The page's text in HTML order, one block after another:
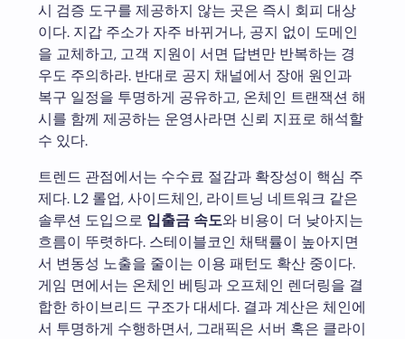
시 검증 도구를 제공하지 않는 곳은 즉시 회피 대상
이다. 지갑 주소가 자주 바뀌거나, 공지 없이 도메인
을 교체하고, 고객 지원이 서면 답변만 반복하는 경
우도 주의하라. 반대로 공지 채널에서 장애 원인과
복구 일정을 투명하게 공유하고, 온체인 트랜잭션 해
시를 함께 제공하는 운영사라면 신뢰 지표로 해석할
수 있다.
트렌드 관점에서는 수수료 절감과 확장성이 핵심 주
제다. L2 롤업, 사이드체인, 라이트닝 네트워크 같은
솔루션 도입으로 입출금 속도와 비용이 더 낮아지는
흐름이 뚜렷하다. 스테이블코인 채택률이 높아지면
서 변동성 노출을 줄이는 이용 패턴도 확산 중이다.
게임 면에서는 온체인 베팅과 오프체인 렌더링을 결
합한 하이브리드 구조가 대세다. 결과 계산은 체인에
서 투명하게 수행하면서, 그래픽은 서버 혹은 클라이